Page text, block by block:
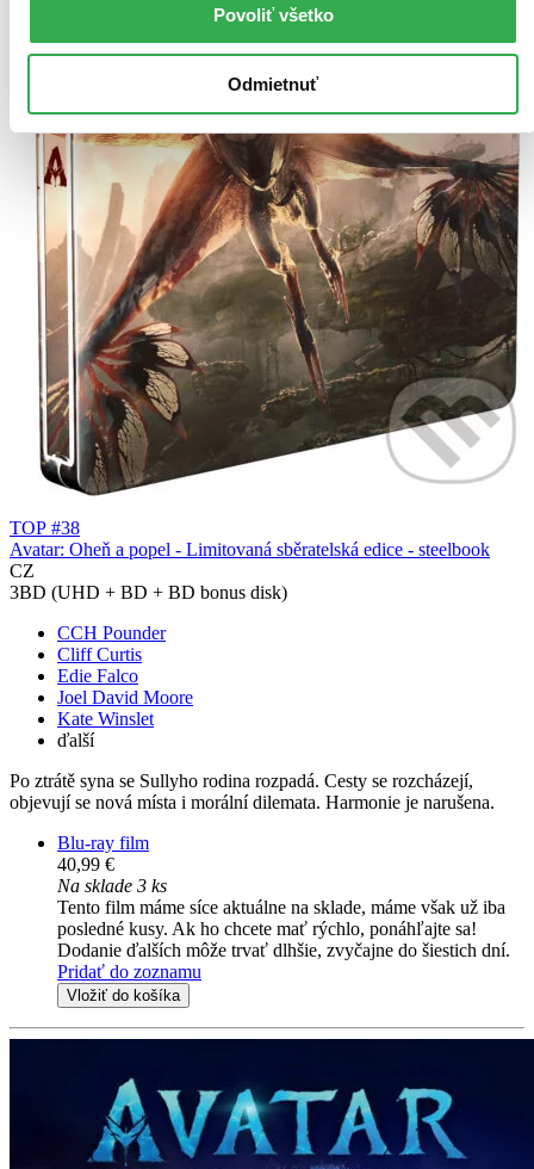
Povoliť všetko
Odmietnuť
TOP #38
Avatar: Oheň a popel - Limitovaná sběratelská edice - steelbook
CZ
3BD (UHD + BD + BD bonus disk)
CCH Pounder
Cliff Curtis
Edie Falco
Joel David Moore
Kate Winslet
ďalší
Po ztrátě syna se Sullyho rodina rozpadá. Cesty se rozcházejí,
objevují se nová místa i morální dilemata. Harmonie je narušena.
Blu-ray film
40,99 €
Na sklade 3 ks
Tento film máme síce aktuálne na sklade, máme však už iba
posledné kusy. Ak ho chcete mať rýchlo, ponáhľajte sa!
Dodanie ďalších môže trvať dlhšie, zvyčajne do šiestich dní.
Pridať do zoznamu
Vložiť do košíka